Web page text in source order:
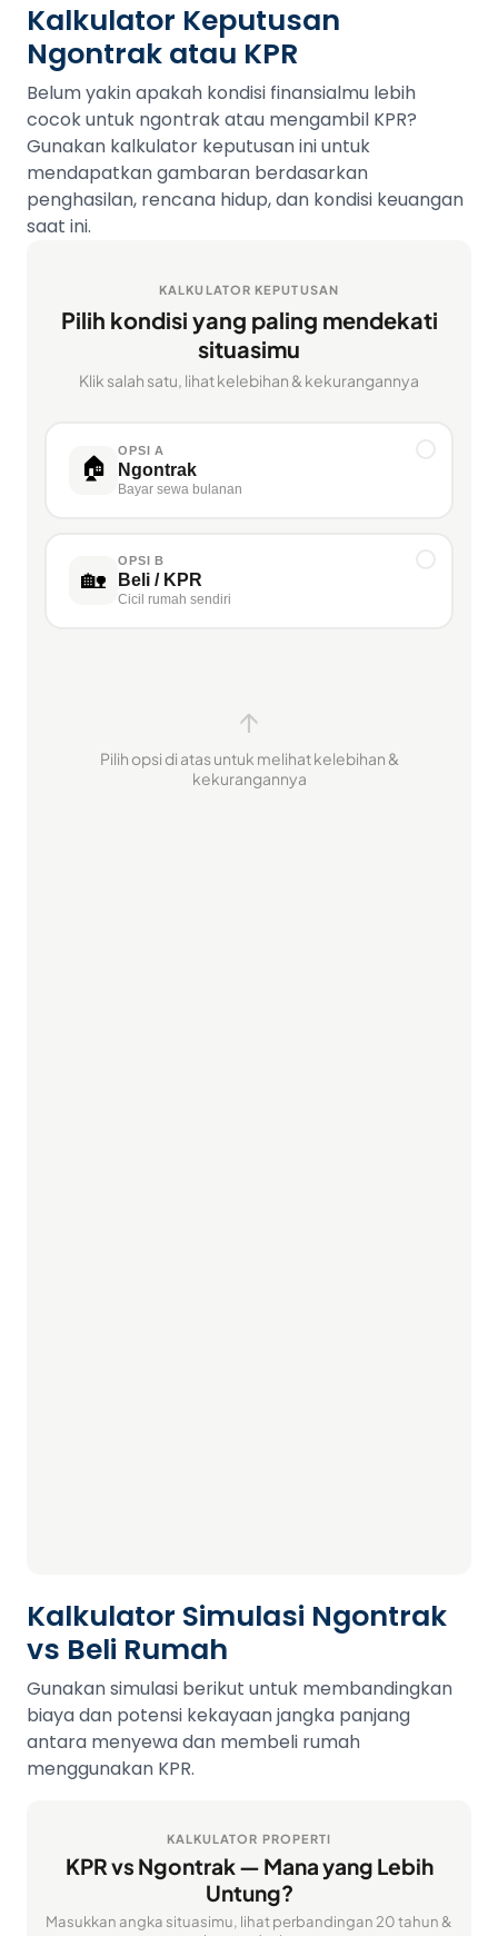
Kalkulator Keputusan
Ngontrak atau KPR
Belum yakin apakah kondisi finansialmu lebih
cocok untuk ngontrak atau mengambil KPR?
Gunakan kalkulator keputusan ini untuk
mendapatkan gambaran berdasarkan
penghasilan, rencana hidup, dan kondisi keuangan
saat ini.
Kalkulator Simulasi Ngontrak
vs Beli Rumah
Gunakan simulasi berikut untuk membandingkan
biaya dan potensi kekayaan jangka panjang
antara menyewa dan membeli rumah
menggunakan KPR.